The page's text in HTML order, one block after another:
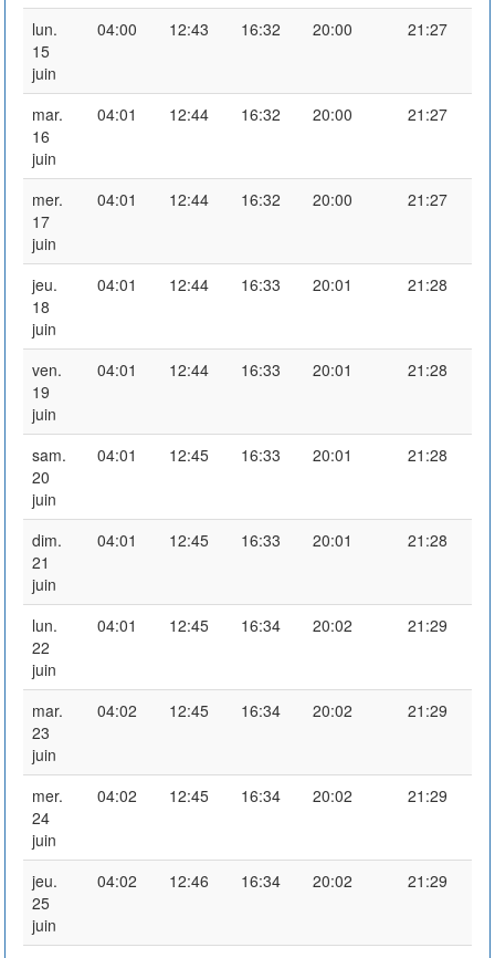
lun.
15
juin
04:00 12:43 16:32 20:00 21:27
mar.
16
juin
04:01 12:44 16:32 20:00 21:27
mer.
17
juin
04:01 12:44 16:32 20:00 21:27
jeu.
18
juin
04:01 12:44 16:33 20:01 21:28
ven.
19
juin
04:01 12:44 16:33 20:01 21:28
sam.
20
juin
04:01 12:45 16:33 20:01 21:28
dim.
21
juin
04:01 12:45 16:33 20:01 21:28
lun.
22
juin
04:01 12:45 16:34 20:02 21:29
mar.
23
juin
04:02 12:45 16:34 20:02 21:29
mer.
24
juin
04:02 12:45 16:34 20:02 21:29
jeu.
25
juin
04:02 12:46 16:34 20:02 21:29